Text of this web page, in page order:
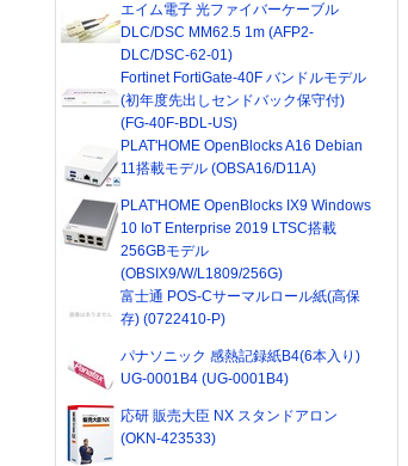
エイム電子 光ファイバーケーブル
DLC/DSC MM62.5 1m (AFP2-
DLC/DSC-62-01)
Fortinet FortiGate-40F バンドルモデル
(初年度先出しセンドバック保守付)
(FG-40F-BDL-US)
PLAT'HOME OpenBlocks A16 Debian
11搭載モデル (OBSA16/D11A)
PLAT'HOME OpenBlocks IX9 Windows
10 IoT Enterprise 2019 LTSC搭載
256GBモデル
(OBSIX9/W/L1809/256G)
富士通 POS-Cサーマルロール紙(高保
存) (0722410-P)
パナソニック 感熱記録紙B4(6本入り)
UG-0001B4 (UG-0001B4)
応研 販売大臣 NX スタンドアロン
(OKN-423533)